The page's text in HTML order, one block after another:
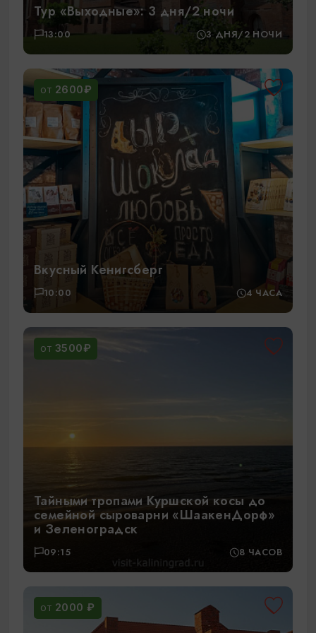
Тур «Выходные»: 3 дня/2 ночи
13:00 3 ДНЯ/2 НОЧИ
ОТ 2600₽
Вкусный Кенигсберг
10:00 4 ЧАСА
ОТ 3500₽
Тайными тропами Куршской косы до
семейной сыроварни «ШаакенДорф»
и Зеленоградск
09:15 8 ЧАСОВ
ОТ 2000 ₽